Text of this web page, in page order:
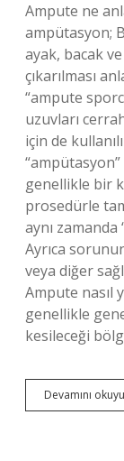
Ampute ne
ampütasyon;
ayak, bacak
çıkarılması
“ampute
uzuvları
için de
genellikle bir
prosedürle
aynı
Ayrıca
veya diğer
Ampute nasıl
genellikle
kesileceği
Devamını